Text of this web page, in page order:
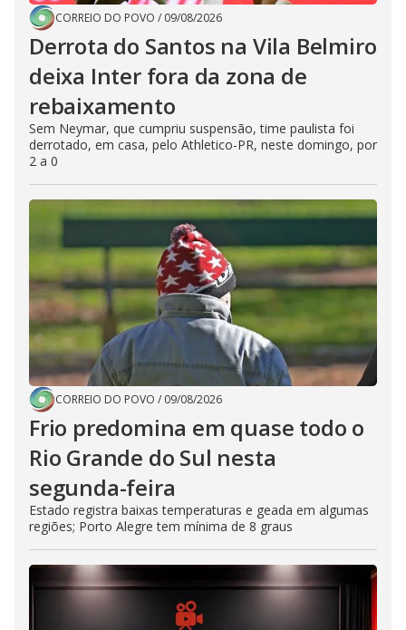
CORREIO DO POVO / 09/08/2026
Derrota do Santos na Vila Belmiro
deixa Inter fora da zona de
rebaixamento
Sem Neymar, que cumpriu suspensão, time paulista foi
derrotado, em casa, pelo Athletico-PR, neste domingo, por
2 a 0
CORREIO DO POVO / 09/08/2026
Frio predomina em quase todo o
Rio Grande do Sul nesta
segunda-feira
Estado registra baixas temperaturas e geada em algumas
regiões; Porto Alegre tem mínima de 8 graus